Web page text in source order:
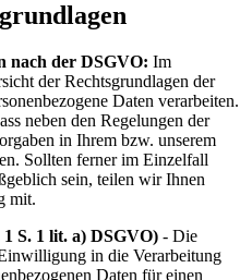
nach der DSGVO: Im
der Rechtsgrundlagen der
Daten verarbeiten.
neben den Regelungen der
in Ihrem bzw. unserem
Sollten ferner im Einzelfall
sein, teilen wir Ihnen
mit.
S. 1 lit. a) DSGVO) - Die
in die Verarbeitung
Daten für einen